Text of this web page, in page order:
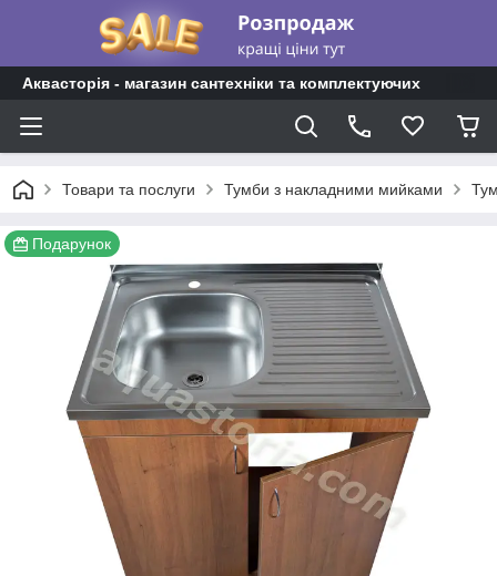
Аквасторія - магазин сантехніки та комплектуючих
Товари та послуги Тумби з накладними мийками
Подарунок